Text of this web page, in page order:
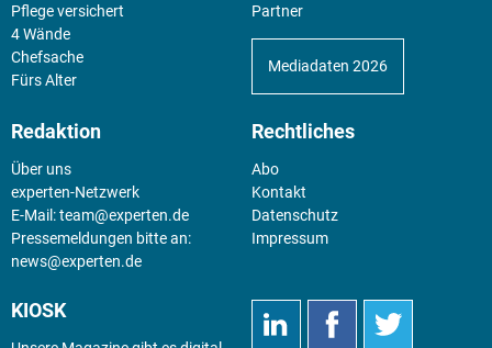
Pflege versichert
4 Wände
Chefsache
Fürs Alter
Partner
Mediadaten 2026
Redaktion
Über uns
experten-Netzwerk
E-Mail:team@experten.de
Pressemeldungen bitte an:
news@experten.de
Rechtliches
Abo
Kontakt
Datenschutz
Impressum
KIOSK